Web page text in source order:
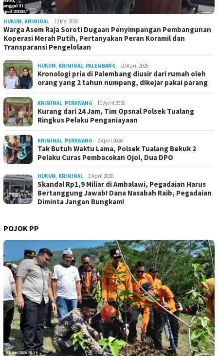
HUKUM KRIMINAL 12 Mei 2026
Warga Asem Raja Soroti Dugaan Penyimpangan Pembangunan
Koperasi Merah Putih, Pertanyakan Peran Koramil dan
Transparansi Pengelolaan
HUKUM KRIMINAL PALEMBANG 10 April 2026
Kronologi pria di Palembang diusir dari rumah oleh
orang yang 2 tahun numpang, dikejar pakai parang
KRIMINAL PERAWANG 10 April 2026
Kurang dari 24 Jam, Tim Opsnal Polsek Tualang
Ringkus Pelaku Penganiayaan
KRIMINAL PERAWANG 2 April 2026
Tak Butuh Waktu Lama, Polsek Tualang Bekuk 2
Pelaku Curas Pembacokan Ojol, Dua DPO
HUKUM KRIMINAL 2 April 2026
Skandal Rp1,9 Miliar di Ambalawi, Pegadaian Harus
Bertanggung Jawab! Dana Nasabah Raib, Pegadaian
Diminta Jangan Bungkam!
POJOK PP